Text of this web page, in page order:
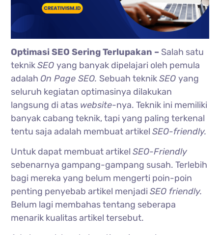
Optimasi SEO Sering Terlupakan – Salah satu
teknikSEOyang banyak dipelajari oleh pemula
adalah On Page SEO. Sebuah teknikSEOyang
seluruh kegiatan optimasinya dilakukan
langsung di atas website-nya. Teknik ini memiliki
banyak cabang teknik, tapi yang paling terkenal
tentu saja adalah membuat artikelSEO-friendly.
Untuk dapat membuat artikelSEO-Friendly
sebenarnya gampang-gampang susah. Terlebih
bagi mereka yang belum mengerti poin-poin
penting penyebab artikel menjadiSEO friendly.
Belum lagi membahas tentang seberapa
menarik kualitas artikel tersebut.